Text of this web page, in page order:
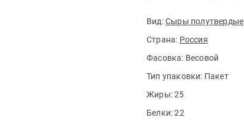
Вид:Сыры полутвердые
Страна: Россия
Фасовка: Весовой
Тип упаковки: Пакет
Жиры:25
Белки:22